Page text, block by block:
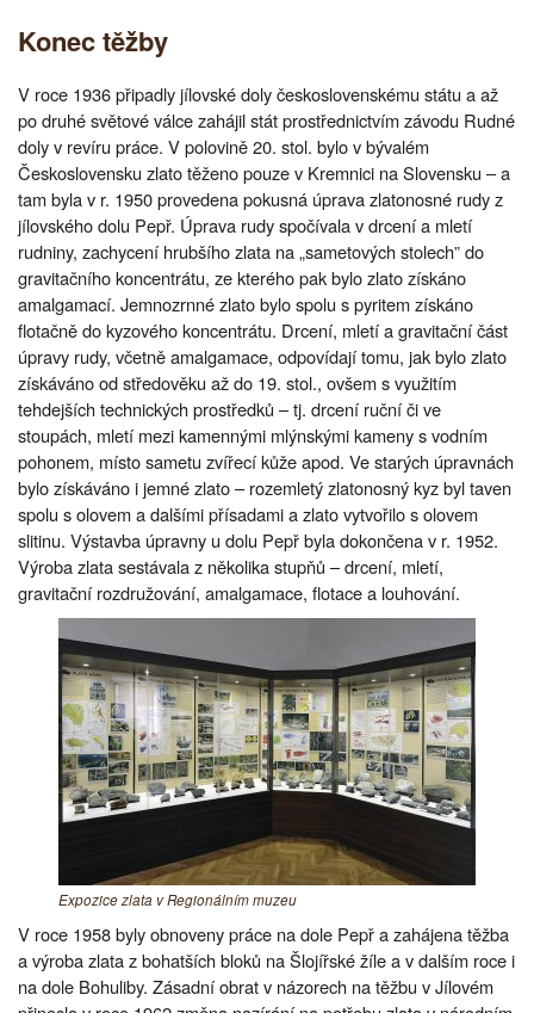
Konec těžby
V roce 1936 připadly jílovské doly československému státu a až
po druhé světové válce zahájil stát prostřednictvím závodu Rudné
doly v revíru práce. V polovině 20. stol. bylo v bývalém
Československu zlato těženo pouze v Kremnici na Slovensku – a
tam byla v r. 1950 provedena pokusná úprava zlatonosné rudy z
jílovského dolu Pepř. Úprava rudy spočívala v drcení a mletí
rudniny, zachycení hrubšího zlata na „sametových stolech” do
gravitačního koncentrátu, ze kterého pak bylo zlato získáno
amalgamací. Jemnozrnné zlato bylo spolu s pyritem získáno
flotačně do kyzového koncentrátu. Drcení, mletí a gravitační část
úpravy rudy, včetně amalgamace, odpovídají tomu, jak bylo zlato
získáváno od středověku až do 19. stol., ovšem s využitím
tehdejších technických prostředků – tj. drcení ruční či ve
stoupách, mletí mezi kamennými mlýnskými kameny s vodním
pohonem, místo sametu zvířecí kůže apod. Ve starých úpravnách
bylo získáváno i jemné zlato – rozemletý zlatonosný kyz byl taven
spolu s olovem a dalšími přísadami a zlato vytvořilo s olovem
slitinu. Výstavba úpravny u dolu Pepř byla dokončena v r. 1952.
Výroba zlata sestávala z několika stupňů – drcení, mletí,
gravitační rozdružování, amalgamace, flotace a louhování.
Expozice zlata v Regionálním muzeu
V roce 1958 byly obnoveny práce na dole Pepř a zahájena těžba
a výroba zlata z bohatších bloků na Šlojířské žíle a v dalším roce i
na dole Bohuliby. Zásadní obrat v názorech na těžbu v Jílovém